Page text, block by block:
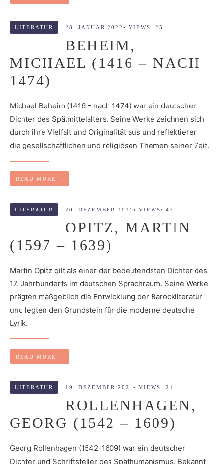
LITERATUR 28. JANUAR 2022 • VIEWS: 25
BEHEIM,
MICHAEL (1416 – NACH
1474)
Michael Beheim (1416 – nach 1474) war ein deutscher
Dichter des Spätmittelalters. Seine Werke zeichnen sich
durch ihre Vielfalt und Originalität aus und reflektieren
die gesellschaftlichen und religiösen Themen seiner Zeit.
READ MORE →
LITERATUR 20. DEZEMBER 2021 • VIEWS: 47
OPITZ, MARTIN
(1597 – 1639)
Martin Opitz gilt als einer der bedeutendsten Dichter des
17. Jahrhunderts im deutschen Sprachraum. Seine Werke
prägten maßgeblich die Entwicklung der Barockliteratur
und legten den Grundstein für die moderne deutsche
Lyrik.
READ MORE →
LITERATUR 19. DEZEMBER 2021 • VIEWS: 21
ROLLENHAGEN,
GEORG (1542 – 1609)
Georg Rollenhagen (1542-1609) war ein deutscher
Dichter und Schriftsteller des Späthumanismus. Bekannt